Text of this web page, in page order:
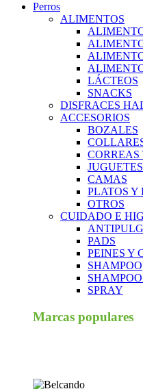
Perros
ALIMENTOS
LÁCTEOS
SNACKS
DISFRACES
ACCESORIOS
BOZALES
CORREAS
JUGUETES
CAMAS
PLATOS Y
OTROS
CUIDADO E
PADS
PEINES Y
SHAMPOO
SPRAY
Marcas populares